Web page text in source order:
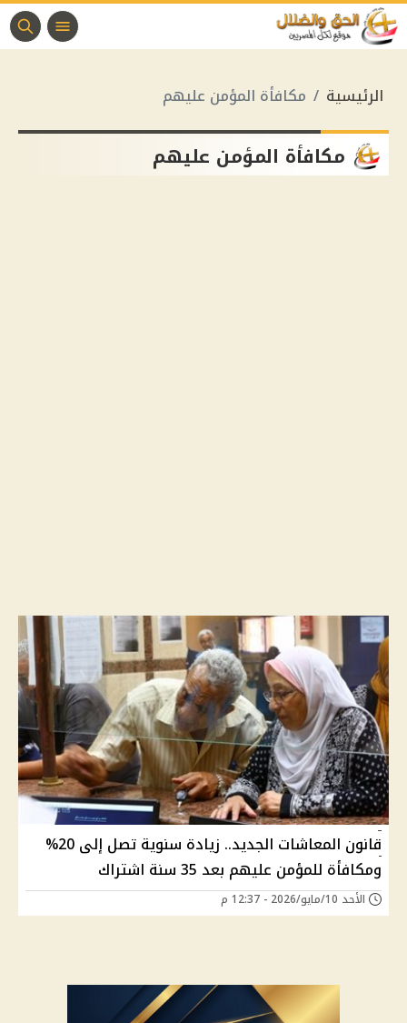
الرئيسية مكافأة المؤمن عليهم
مكافأة المؤمن عليهم
قانون المعاشات الجديد.. زيادة سنوية تصل إلى 20%
ومكافأة للمؤمن عليهم بعد 35 سنة اشتراك
الأحد 10/مايو/2026 - 12:37 م